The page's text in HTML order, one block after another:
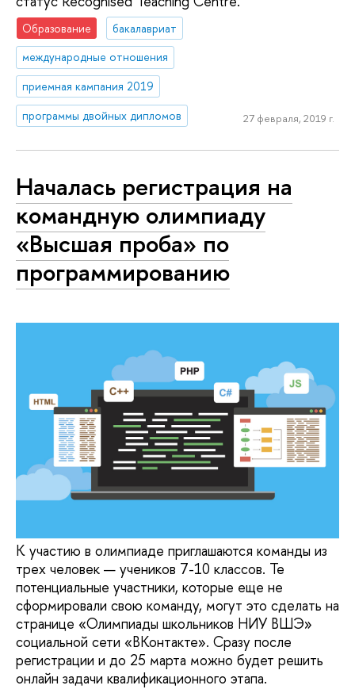
Образование
бакалавриат
международные отношения
приемная кампания 2019
программы двойных дипломов
27 февраля, 2019 г.
Началась регистрация на
командную олимпиаду
«Высшая проба» по
программированию
К участию в олимпиаде приглашаются команды из
трех человек — учеников 7-10 классов. Те
потенциальные участники, которые еще не
сформировали свою команду, могут это сделать на
странице «Олимпиады школьников НИУ ВШЭ»
социальной сети «ВКонтакте». Сразу после
регистрации и до 25 марта можно будет решить
онлайн задачи квалификационного этапа.